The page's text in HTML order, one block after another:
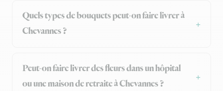
Quels types de bouquets peut-on faire livrer à
Chevannes ?
Peut-on faire livrer des fleurs dans un hôpital
ou une maison de retraite à Chevannes ?